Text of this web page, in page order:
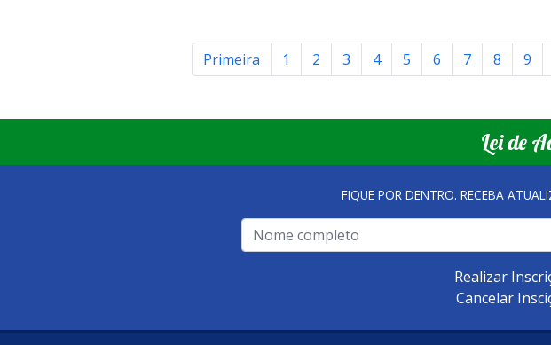
Primeira 1 2 3 4 5 6 7 8 9
Lei de
FIQUE POR DENTRO. RECEBA
Realizar
Cancelar